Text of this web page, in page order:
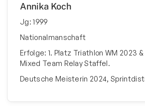
Annika Koch
Jg: 1999
Nationalmanschaft
Erfolge: 1. Platz Triathlon WM 2023
Mixed Team Relay Staffel.
Deutsche Meisterin 2024,
Faustball
Fußball
Leichtathletik
Radsport
Seniorensport